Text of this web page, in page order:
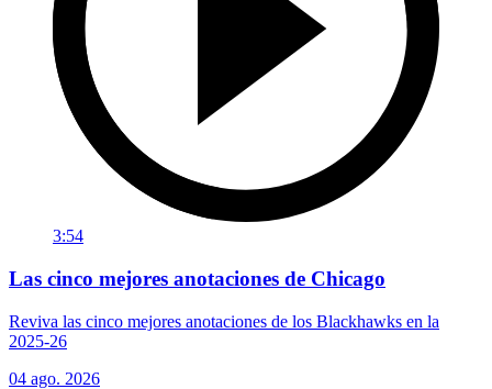
3:54
Las cinco mejores anotaciones de Chicago
Reviva las cinco mejores anotaciones de los Blackhawks en la
2025-26
04 ago. 2026